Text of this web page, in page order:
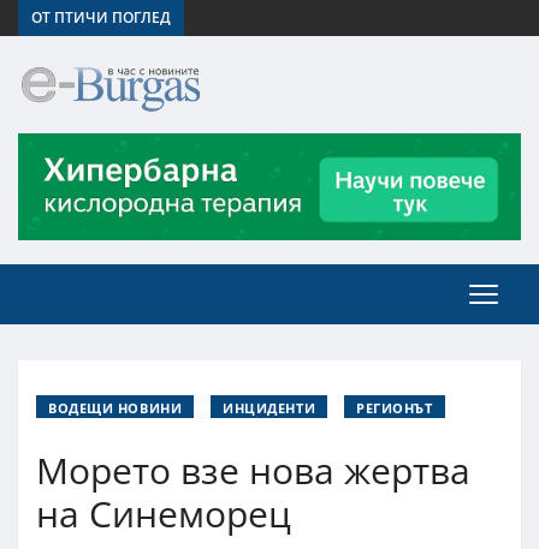
ОТ ПТИЧИ ПОГЛЕД
ВОДЕЩИ НОВИНИ ИНЦИДЕНТИ РЕГИОНЪТ
Морето взе нова жертва
на Синеморец